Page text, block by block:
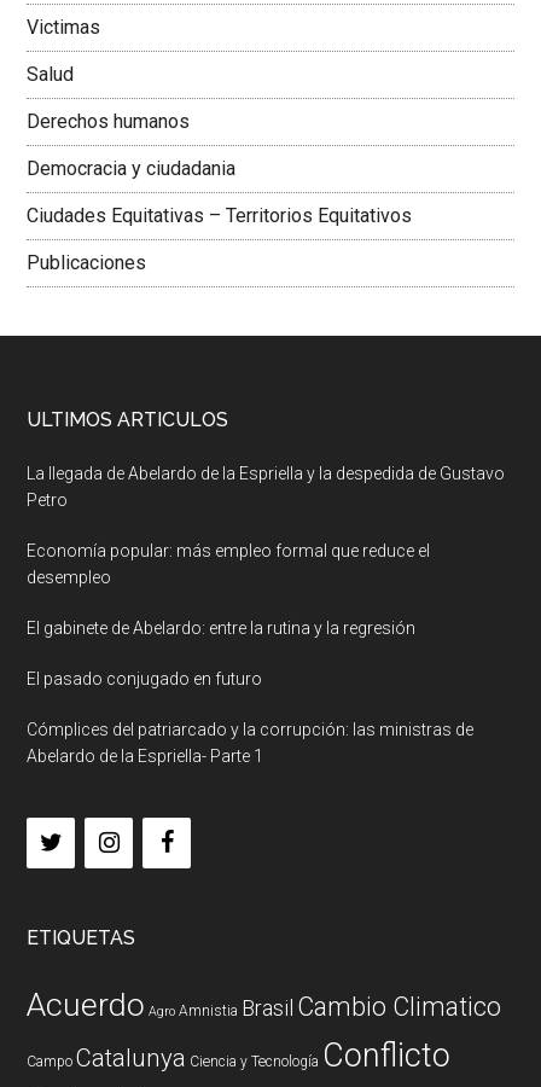
Victimas
Salud
Derechos humanos
Democracia y ciudadania
Ciudades Equitativas – Territorios Equitativos
Publicaciones
ULTIMOS ARTICULOS
La llegada de Abelardo de la Espriella y la despedida de Gustavo
Petro
Economía popular: más empleo formal que reduce el
desempleo
El gabinete de Abelardo: entre la rutina y la regresión
El pasado conjugado en futuro
Cómplices del patriarcado y la corrupción: las ministras de
Abelardo de la Espriella- Parte 1
ETIQUETAS
Acuerdo Agro Amnistia Brasil Cambio Climatico
Campo Catalunya Ciencia y Tecnología Conflicto